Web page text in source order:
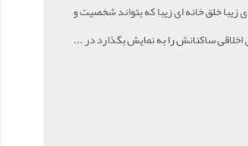
زیبا خلق خانه ای زیبا که بتواند شخصیت و
ساکنانش را به نمایش بگذارد در ...